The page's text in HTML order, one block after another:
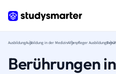
AusbildungAusbildung in der MedizinAltenpfleger Ausbildung
Berührungen